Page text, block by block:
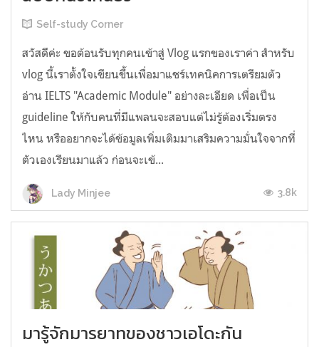
Self-study Corner
สวัสดีค่ะ ขอต้อนรับทุกคนเข้าสู่ Vlog แรกของเราค่า สำหรับ
vlog นี้เราตั้งใจเขียนขึ้นเพื่อมาแชร์เทคนิคการเตรียมตัว
อ่าน IELTS "Academic Module" อย่างละเอียด เพื่อเป็น
guideline ให้กับคนที่มีแพลนจะสอบแต่ไม่รู้ต้องเริ่มตรง
ไหน หรืออยากจะได้ข้อมูลเพิ่มเติมมาเสริมความมั่นใจจากที่
ตัวเองเรียนมาแล้ว ก่อนจะเข้...
Lady Minjee 3.8k
มารู้จักมารยาทของชาวเอโดะกัน